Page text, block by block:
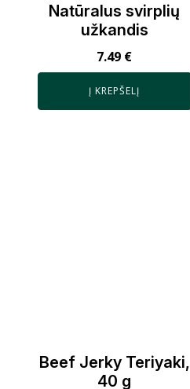
Natūralus svirplių
užkandis
7.49 €
Į KREPŠELĮ
Beef Jerky Teriyaki,
40 g